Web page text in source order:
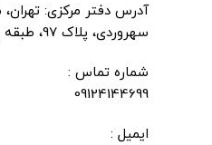
آدرس دفتر مرکزی:
سهروردی، پلاک 97، طبقه پنجم، واحد 15
شماره تماس :
09124144699
ایمیل :